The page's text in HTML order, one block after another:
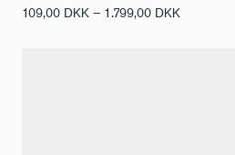
109,00 DKK – 1.799,00 DKKPrisinterval: